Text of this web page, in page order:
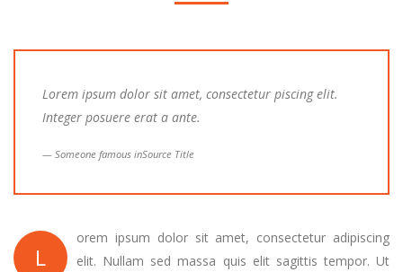
Lorem ipsum dolor sit amet, consectetur piscing elit.
Integer posuere erat a ante.
Someone famous inSource Title
L
orem ipsum dolor sit amet, consectetur adipiscing
elit. Nullam sed massa quis elit sagittis tempor. Ut